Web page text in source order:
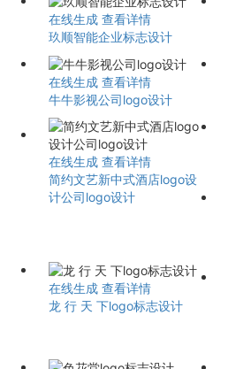
在线生成 查看详情
玖顺智能企业标志设计
在线生成 查看详情
牛牛影视公司logo设计
在线生成 查看详情
简约文艺新中式酒店logo设
计公司logo设计
在线生成 查看详情
龙 行 天 下logo标志设计